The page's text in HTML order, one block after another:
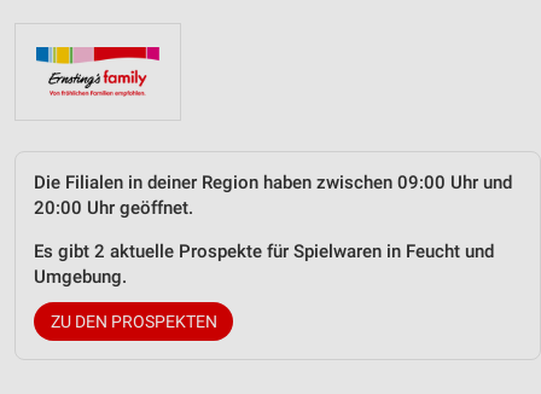
Die Filialen in deiner Region haben zwischen 09:00 Uhr und
20:00 Uhr geöffnet.
Es gibt 2 aktuelle Prospekte für Spielwaren in Feucht und
Umgebung.
ZU DEN PROSPEKTEN